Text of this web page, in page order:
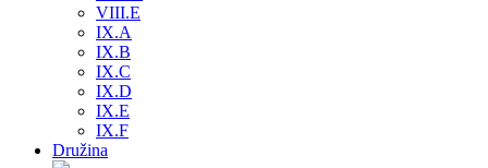
VIII.E
IX.A
IX.B
IX.C
IX.D
IX.E
IX.F
Družina